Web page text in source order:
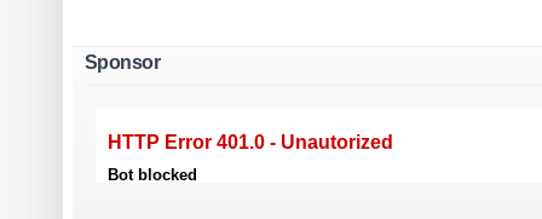
Sponsor